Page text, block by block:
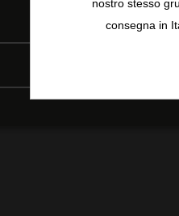
con ciottoli
Questi
riducendo così
terreni poveri di
e calcareo
punto di
nostro stesso
consegna in